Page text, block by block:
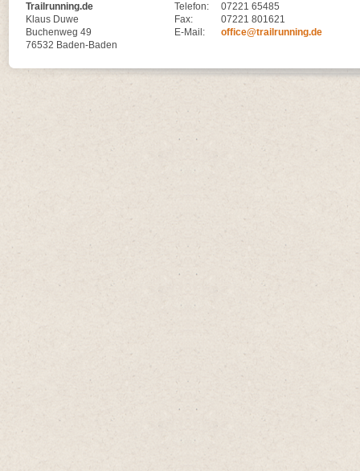
Trailrunning.de
Klaus Duwe
Buchenweg 49
76532 Baden-Baden
Telefon:
07221 65485
Fax:
07221 801621
E-Mail:
office@trailrunning.de